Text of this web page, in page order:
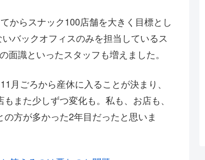
からスナック100店舗を大きく目標とし
バックオフィスのみを担当しているス
識といったスタッフも増えました。
月ごろから産休に入ることが決まり、
また少しずつ変化も。私も、お店も、
方が多かった2年目だったと思いま